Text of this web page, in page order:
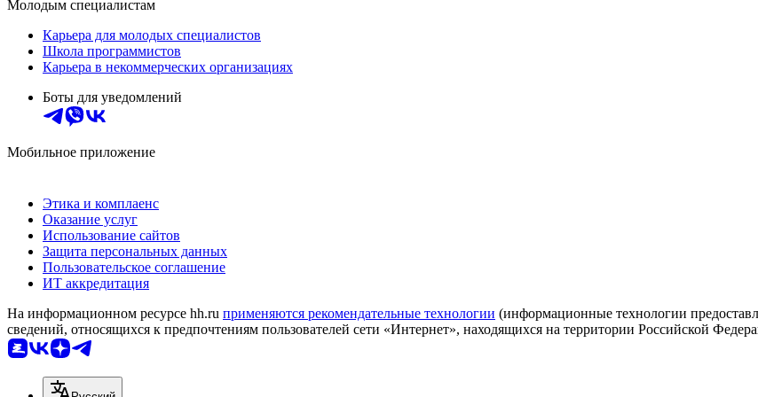
Молодым специалистам
Карьера для молодых специалистов
Школа программистов
Карьера в некоммерческих организациях
Боты для уведомлений
Мобильное приложение
Этика и комплаенс
Оказание услуг
Использование сайтов
Защита персональных данных
Пользовательское соглашение
ИТ аккредитация
На информационном ресурсе hh.ru применяются рекомендательные технологии (информационные технологии
сведений, относящихся к предпочтениям пользователей сети «Интернет», находящихся на территории Российской